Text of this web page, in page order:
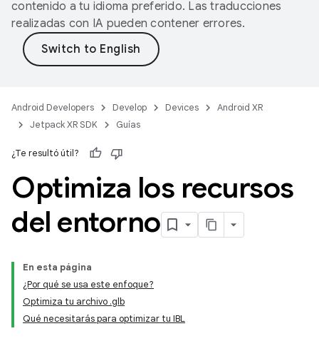
contenido a tu idioma preferido. Las traducciones
realizadas con IA pueden contener errores.
Android Developers Develop Devices
Android XR
Jetpack XR SDK
Guías
¿Te resultó útil?
Optimiza los recursos
del entorno
En esta página
¿Por qué se usa este enfoque?
Optimiza tu archivo .glb
Qué necesitarás para optimizar tu IBL